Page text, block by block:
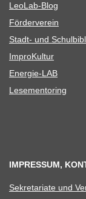
Leo­Lab-Blog
För­der­ver­ein
Stadt- und
Impro­Kul­tur
Ener­­gie-LAB
Lese­men­to­ring
IMPRESSUM,
Sekre­ta­riate und